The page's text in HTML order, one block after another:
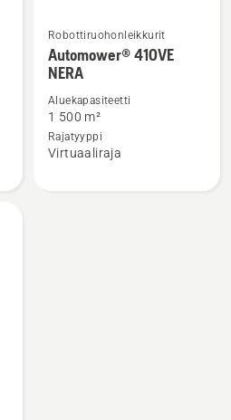
Katso
lisätietoja
Automower®
410VE
NERA
Robottiruohonleikkurit
Automower® 410VE
NERA
Aluekapasiteetti
1 500 m²
Rajatyyppi
Virtuaaliraja